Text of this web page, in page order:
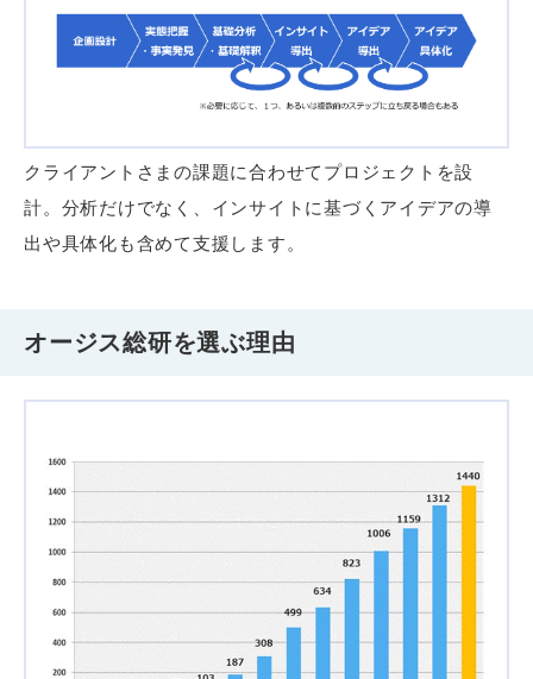
クライアントさまの課題に合わせてプロジェクトを設
計。分析だけでなく、インサイトに基づくアイデアの導
出や具体化も含めて支援します。
オージス総研を選ぶ理由